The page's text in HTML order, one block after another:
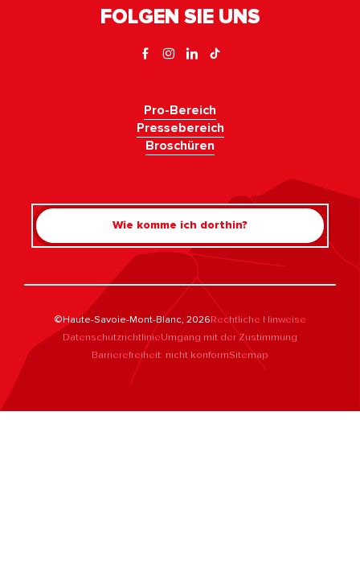
FOLGEN SIE UNS
Pro-Bereich
Pressebereich
Broschüren
Wie komme ich dorthin?
©Haute-Savoie-Mont-Blanc, 2026Rechtliche Hinweise
DatenschutzrichtlinieUmgang mit der Zustimmung
Barrierefreiheit: nicht konformSitemap